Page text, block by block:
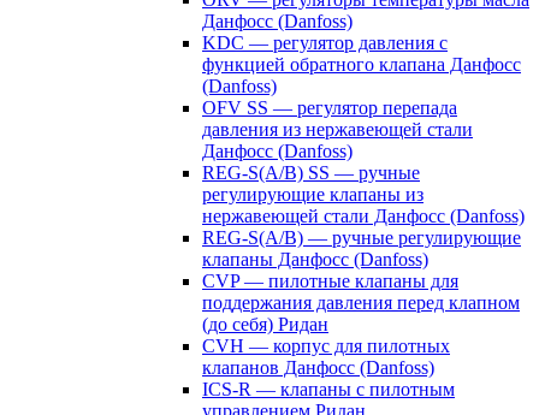
Данфосс (Danfoss)
KDC — регулятор давления с
функцией обратного клапана Данфосс
(Danfoss)
OFV SS — регулятор перепада
давления из нержавеющей стали
Данфосс (Danfoss)
REG-S(A/B) SS — ручные
регулирующие клапаны из
нержавеющей стали Данфосс (Danfoss)
REG-S(A/B) — ручные регулирующие
клапаны Данфосс (Danfoss)
CVP — пилотные клапаны для
поддержания давления перед клапном
(до себя) Ридан
CVH — корпус для пилотных
клапанов Данфосс (Danfoss)
ICS-R — клапаны с пилотным
управлением Ридан